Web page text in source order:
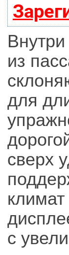
из
для
сверх
с